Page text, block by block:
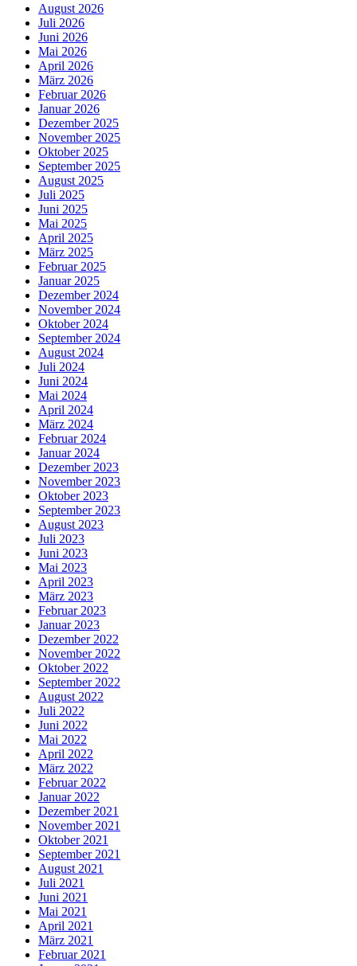
August 2026
Juli 2026
Juni 2026
Mai 2026
April 2026
März 2026
Februar 2026
Januar 2026
Dezember 2025
November 2025
Oktober 2025
September 2025
August 2025
Juli 2025
Juni 2025
Mai 2025
April 2025
März 2025
Februar 2025
Januar 2025
Dezember 2024
November 2024
Oktober 2024
September 2024
August 2024
Juli 2024
Juni 2024
Mai 2024
April 2024
März 2024
Februar 2024
Januar 2024
Dezember 2023
November 2023
Oktober 2023
September 2023
August 2023
Juli 2023
Juni 2023
Mai 2023
April 2023
März 2023
Februar 2023
Januar 2023
Dezember 2022
November 2022
Oktober 2022
September 2022
August 2022
Juli 2022
Juni 2022
Mai 2022
April 2022
März 2022
Februar 2022
Januar 2022
Dezember 2021
November 2021
Oktober 2021
September 2021
August 2021
Juli 2021
Juni 2021
Mai 2021
April 2021
März 2021
Februar 2021